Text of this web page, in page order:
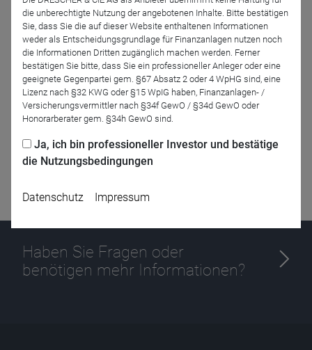
Zurück
Haben Sie Fragen oder
benötigen mehr Informationen?
die unberechtigte Nutzung der angebotenen Inhalte. Bitte bestätigen
Sie, dass Sie die auf dieser Website enthaltenen Informationen
weder als Entscheidungsgrundlage für Finanzanlagen nutzen noch
die Informationen Dritten zugänglich machen werden. Ferner
bestätigen Sie bitte, dass Sie ein professioneller Anleger oder eine
geeignete Gegenpartei gem. §67 Absatz 2 oder 4 WpHG sind, eine
Lizenz nach §32 KWG oder §15 WpIG haben, Finanzanlagen- /
Versicherungsvermittler nach §34f GewO / §34d GewO oder
Honorarberater gem. §34h GewO sind.
Ja, ich bin professioneller Investor und bestätige
die Nutzungsbedingungen
Datenschutz Impressum